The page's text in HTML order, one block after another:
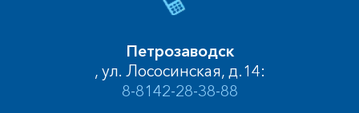
Петрозаводск
, ул. Лососинская, д.14:
8-8142-28-38-88